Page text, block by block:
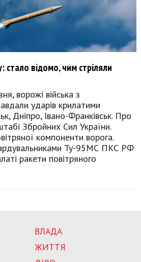
стало відомо, чим стріляли
ворожі війська з
ударів крилатими
Дніпро, Івано-Франківськ. Про
Збройних Сил України.
компоненти ворога.
Ту-95МС ПКС РФ
ракети повітряного
ВЛАДА
ЖИТТЯ